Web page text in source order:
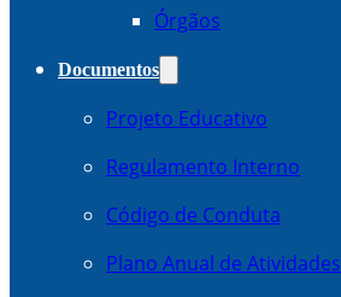
Órgãos
Documentos
Projeto Educativo
Regulamento Interno
Código de Conduta
Plano Anual de Atividades